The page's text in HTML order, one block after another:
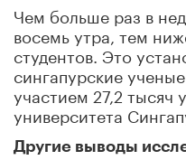
Чем больше раз в
восемь утра, тем
студентов. Это
сингапурские
участием 27,2 тысяч
университета
Другие выводы